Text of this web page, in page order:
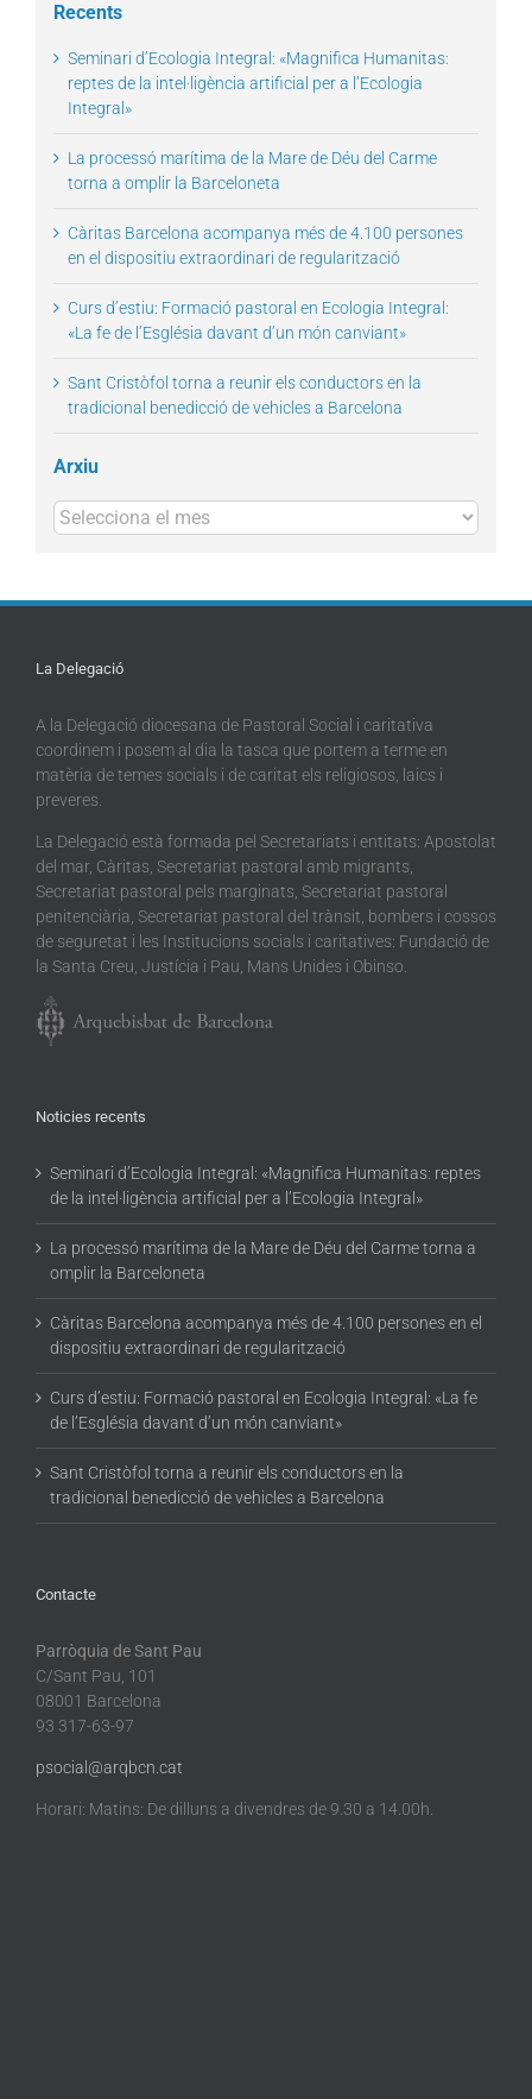
Recents
Seminari d’Ecologia Integral: «Magnifica Humanitas:
reptes de la intel·ligència artificial per a l’Ecologia
Integral»
La processó marítima de la Mare de Déu del Carme
torna a omplir la Barceloneta
Càritas Barcelona acompanya més de 4.100 persones
en el dispositiu extraordinari de regularització
Curs d’estiu: Formació pastoral en Ecologia Integral:
«La fe de l’Església davant d’un món canviant»
Sant Cristòfol torna a reunir els conductors en la
tradicional benedicció de vehicles a Barcelona
Arxiu
Arxius
La Delegació
A la Delegació diocesana de Pastoral Social i caritativa
coordinem i posem al dia la tasca que portem a terme en
matèria de temes socials i de caritat els religiosos, laics i
preveres.
La Delegació està formada pel Secretariats i entitats: Apostolat
del mar, Càritas, Secretariat pastoral amb migrants,
Secretariat pastoral pels marginats, Secretariat pastoral
penitenciària, Secretariat pastoral del trànsit, bombers i cossos
de seguretat i les Institucions socials i caritatives: Fundació de
la Santa Creu, Justícia i Pau, Mans Unides i Obinso.
Noticies recents
Seminari d’Ecologia Integral: «Magnifica Humanitas: reptes
de la intel·ligència artificial per a l’Ecologia Integral»
La processó marítima de la Mare de Déu del Carme torna a
omplir la Barceloneta
Càritas Barcelona acompanya més de 4.100 persones en el
dispositiu extraordinari de regularització
Curs d’estiu: Formació pastoral en Ecologia Integral: «La fe
de l’Església davant d’un món canviant»
Sant Cristòfol torna a reunir els conductors en la
tradicional benedicció de vehicles a Barcelona
Contacte
Parròquia de Sant Pau
C/Sant Pau, 101
08001 Barcelona
93 317-63-97
psocial@arqbcn.cat
Horari: Matins: De dilluns a divendres de 9.30 a 14.00h.